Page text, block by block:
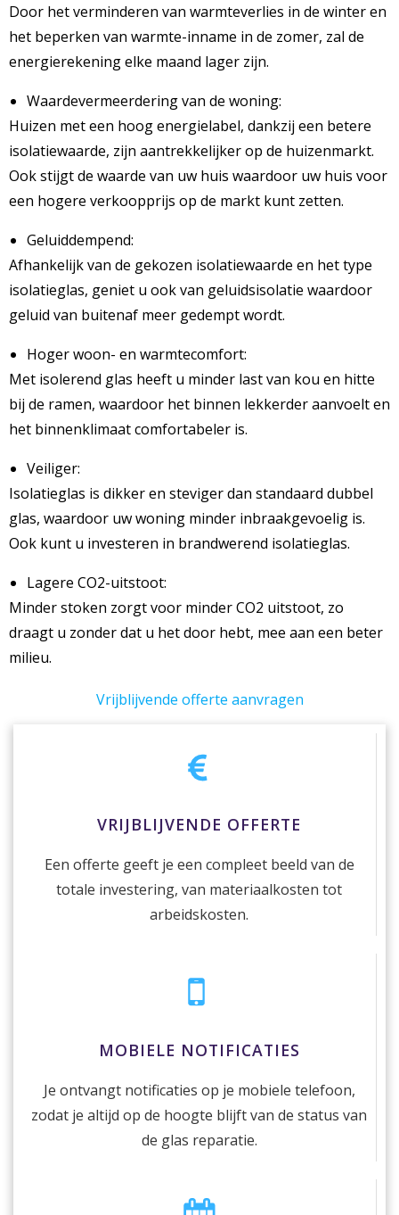
Door het verminderen van warmteverlies in de winter en
het beperken van warmte-inname in de zomer, zal de
energierekening elke maand lager zijn.
Waardevermeerdering van de woning:
Huizen met een hoog energielabel, dankzij een betere
isolatiewaarde, zijn aantrekkelijker op de huizenmarkt.
Ook stijgt de waarde van uw huis waardoor uw huis voor
een hogere verkoopprijs op de markt kunt zetten.
Geluiddempend:
Afhankelijk van de gekozen isolatiewaarde en het type
isolatieglas, geniet u ook van geluidsisolatie waardoor
geluid van buitenaf meer gedempt wordt.
Hoger woon- en warmtecomfort:
Met isolerend glas heeft u minder last van kou en hitte
bij de ramen, waardoor het binnen lekkerder aanvoelt en
het binnenklimaat comfortabeler is.
Veiliger:
Isolatieglas is dikker en steviger dan standaard dubbel
glas, waardoor uw woning minder inbraakgevoelig is.
Ook kunt u investeren in brandwerend isolatieglas.
Lagere CO2-uitstoot:
Minder stoken zorgt voor minder CO2 uitstoot, zo
draagt u zonder dat u het door hebt, mee aan een beter
milieu.
Vrijblijvende offerte aanvragen
VRIJBLIJVENDE OFFERTE
Een offerte geeft je een compleet beeld van de
totale investering, van materiaalkosten tot
arbeidskosten.
MOBIELE NOTIFICATIES
Je ontvangt notificaties op je mobiele telefoon,
zodat je altijd op de hoogte blijft van de status van
de glas reparatie.